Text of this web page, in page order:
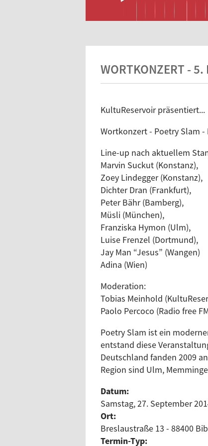
WORTKONZERT - 5.
KultuReservoir präsentiert...
Wortkonzert - Poetry Slam
Line-up nach aktuellem
Marvin Suckut (Konstanz),
Zoey Lindegger (Konstanz),
Dichter Dran (Frankfurt),
Peter Bähr (Bamberg),
Müsli (München),
Franziska Hymon (Ulm),
Luise Frenzel (Dortmund),
Jay Man “Jesus” (Wangen)
Adina (Wien)
Moderation:
Tobias Meinhold
Paolo Percoco (Radio free
Poetry Slam ist ein
entstand diese
Deutschland fanden 2009
Region sind Ulm,
Datum:
Samstag, 27. September
Ort:
Breslaustraße 13 - 88400
Termin-Typ: